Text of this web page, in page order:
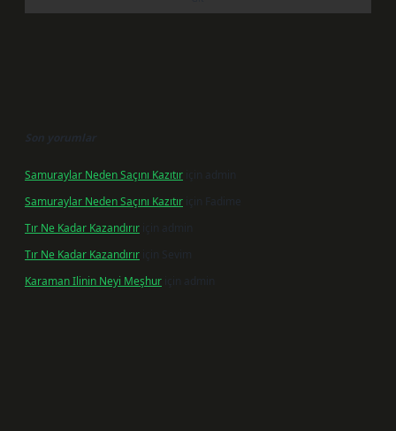
Son yorumlar
Samuraylar Neden Saçını Kazıtır için
admin
Samuraylar Neden Saçını Kazıtır için
Fadime
Tır Ne Kadar Kazandırır için
admin
Tır Ne Kadar Kazandırır için Sevim
Karaman Ilinin Neyi Meşhur için admin